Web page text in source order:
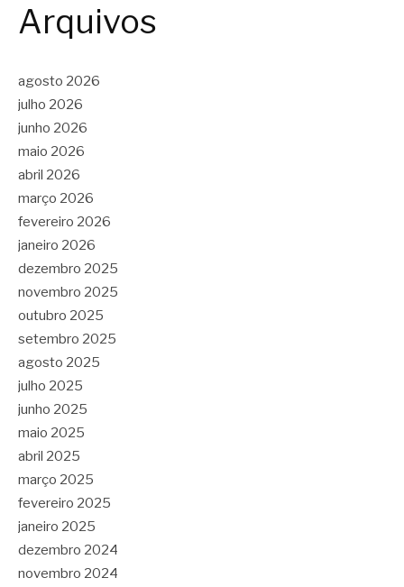
Arquivos
agosto 2026
julho 2026
junho 2026
maio 2026
abril 2026
março 2026
fevereiro 2026
janeiro 2026
dezembro 2025
novembro 2025
outubro 2025
setembro 2025
agosto 2025
julho 2025
junho 2025
maio 2025
abril 2025
março 2025
fevereiro 2025
janeiro 2025
dezembro 2024
novembro 2024